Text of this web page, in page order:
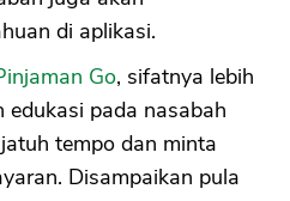
di aplikasi.
Go, sifatnya lebih
pada nasabah
tempo dan minta
Disampaikan pula